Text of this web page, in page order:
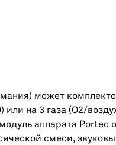
может
на 3 газа (О2/
аппарата Portec
смеси,